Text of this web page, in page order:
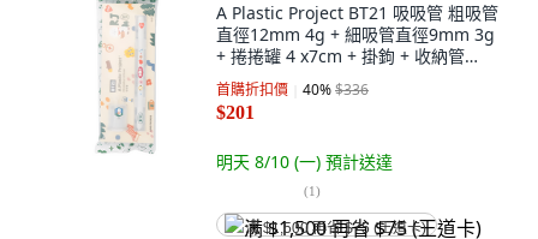
A Plastic Project BT21 吸吸管 粗吸管
直徑12mm 4g + 細吸管直徑9mm 3g
+ 捲捲罐 4 x7cm + 掛鉤 + 收納管
26cm 24cm RJ, 1組
首購折扣價 40%$336
$201
明天 8/10 (一) 預計送達
(1)
满 $1,500 再省 $75 (王道卡)